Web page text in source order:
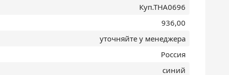
Куп.ТНА0696
936,00
уточняйте у менеджера
Россия
синий